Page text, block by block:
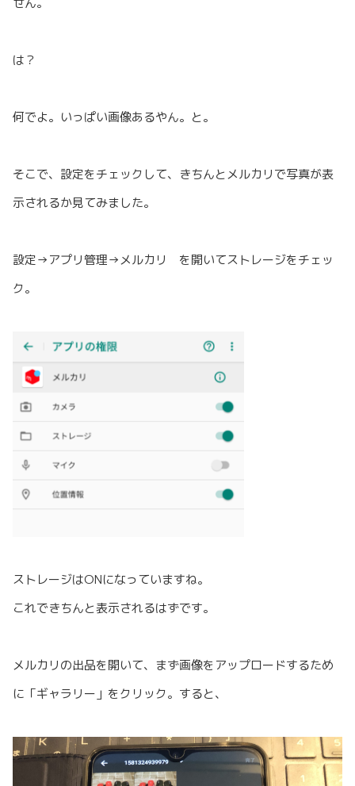
は？
何でよ。いっぱい画像あるやん。と。
そこで、設定をチェックして、きちんとメルカリで写真が表
示されるか見てみました。
設定→アプリ管理→メルカリ を開いてストレージをチェッ
ク。
ストレージはONになっていますね。
これできちんと表示されるはずです。
メルカリの出品を開いて、まず画像をアップロードするため
に「ギャラリー」をクリック。すると、